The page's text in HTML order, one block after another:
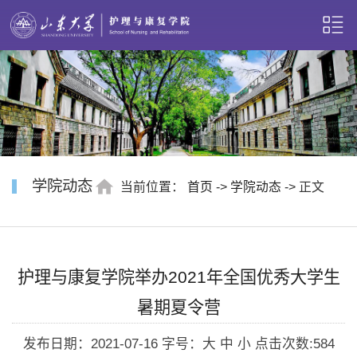
学院动态 当前位置： 首页 -> 学院动态 -> 正文
护理与康复学院举办2021年全国优秀大学生
暑期夏令营
发布日期：2021-07-16 字号：大 中 小 点击次数:584